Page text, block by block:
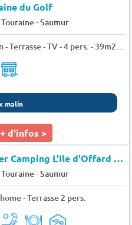
du Golf
-Saumur
Maison - Terrasse - TV - 4 pers. - 39m2 - Animaux admis
malin
+ d'infos >
Flower Camping L'Ile d'Offard
-Saumur
- Terrasse 2 pers.